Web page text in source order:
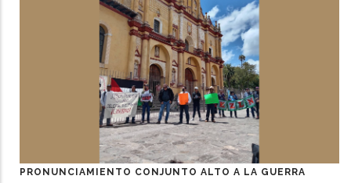
PRONUNCIAMIENTO CONJUNTO ALTO A LA GUERRA